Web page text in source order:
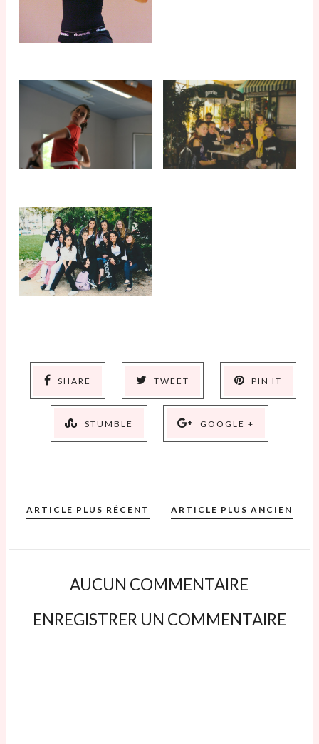
SHARE TWEET PIN IT
STUMBLE GOOGLE +
ARTICLE PLUS RÉCENT ARTICLE PLUS ANCIEN
AUCUN COMMENTAIRE
ENREGISTRER UN COMMENTAIRE